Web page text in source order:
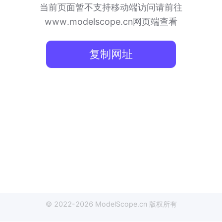
当前页面暂不支持移动端访问请前往
www.modelscope.cn网页端查看
复制网址
© 2022-2026 ModelScope.cn 版权所有